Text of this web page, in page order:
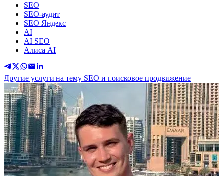
SEO
SEO-аудит
SEO Яндекс
AI
AI SEO
Алиса AI
Другие услуги на тему SEO и поисковое продвижение